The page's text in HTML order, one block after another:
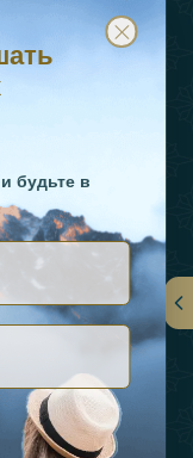
в курсе
будьте в